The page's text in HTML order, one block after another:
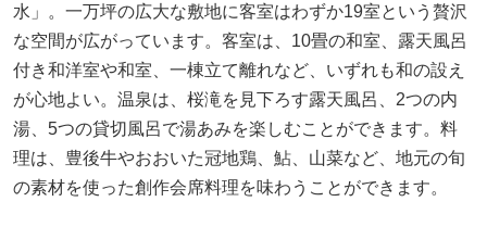
水」。一万坪の広大な敷地に客室はわずか19室という贅沢
な空間が広がっています。客室は、10畳の和室、露天風呂
付き和洋室や和室、一棟立て離れなど、いずれも和の設え
が心地よい。温泉は、桜滝を見下ろす露天風呂、2つの内
湯、5つの貸切風呂で湯あみを楽しむことができます。料
理は、豊後牛やおおいた冠地鶏、鮎、山菜など、地元の旬
の素材を使った創作会席料理を味わうことができます。